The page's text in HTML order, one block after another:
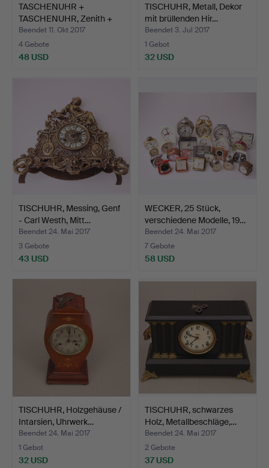
TASCHENUHR +
TASCHENUHR, Zenith +
TISCHUHR…
Beendet 11. Okt 2017
4 Gebote
48 USD
TISCHUHR, Metall, Dekor
mit brüllenden Hir…
Beendet 3. Jul 2017
1 Gebot
32 USD
TISCHUHR, Messing, Genf
- Carl Westh, Mitt…
Beendet 24. Mai 2017
3 Gebote
43 USD
WECKER, 25 Stück,
verschiedene Modelle, 19…
Beendet 24. Mai 2017
7 Gebote
58 USD
TISCHUHR, Holzgehäuse /
Intarsien, Uhrwerk…
Beendet 24. Mai 2017
1 Gebot
32 USD
TISCHUHR, schwarzes
Holz, Metallbeschläge,…
Beendet 24. Mai 2017
2 Gebote
37 USD